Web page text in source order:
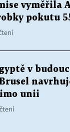
vyměřila
pokutu
v
unii